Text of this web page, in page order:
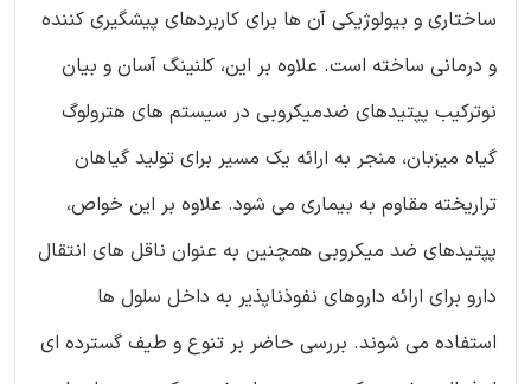
ساختاری و بیولوژیکی آن ها برای کاربردهای پیشگیری کننده
و درمانی ساخته است. علاوه بر این، کلنینگ آسان و بیان
نوترکیب پپتیدهای ضدمیکروبی در سیستم های هترولوگ
گیاه میزبان، منجر به ارائه یک مسیر برای تولید گیاهان
تراریخته مقاوم به بیماری می شود. علاوه بر این خواص،
پپتیدهای ضد میکروبی همچنین به عنوان ناقل های انتقال
دارو برای ارائه داروهای نفوذناپذیر به داخل سلول ها
استفاده می شوند. بررسی حاضر بر تنوع و طیف گسترده ای